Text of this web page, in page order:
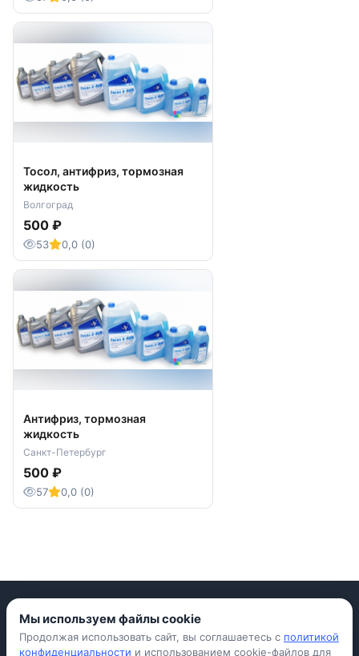
Тосол, антифриз, тормозная
жидкость
Волгоград
500 ₽
53 0,0 (0)
Антифриз, тормозная
жидкость
Санкт-Петербург
500 ₽
57 0,0 (0)
Приложение для iPhone
Мы используем файлы cookie
Продолжая использовать сайт, вы соглашаетесь с политикой
конфиденциальности и использованием cookie-файлов для